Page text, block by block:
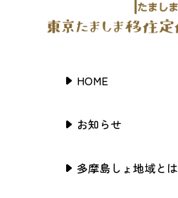
HOME
お知らせ
多摩島しょ地域とは